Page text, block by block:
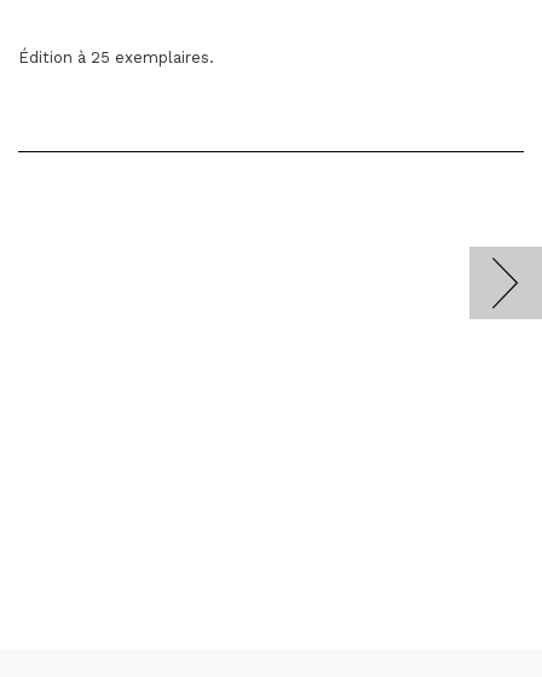
Édition à 25 exemplaires.